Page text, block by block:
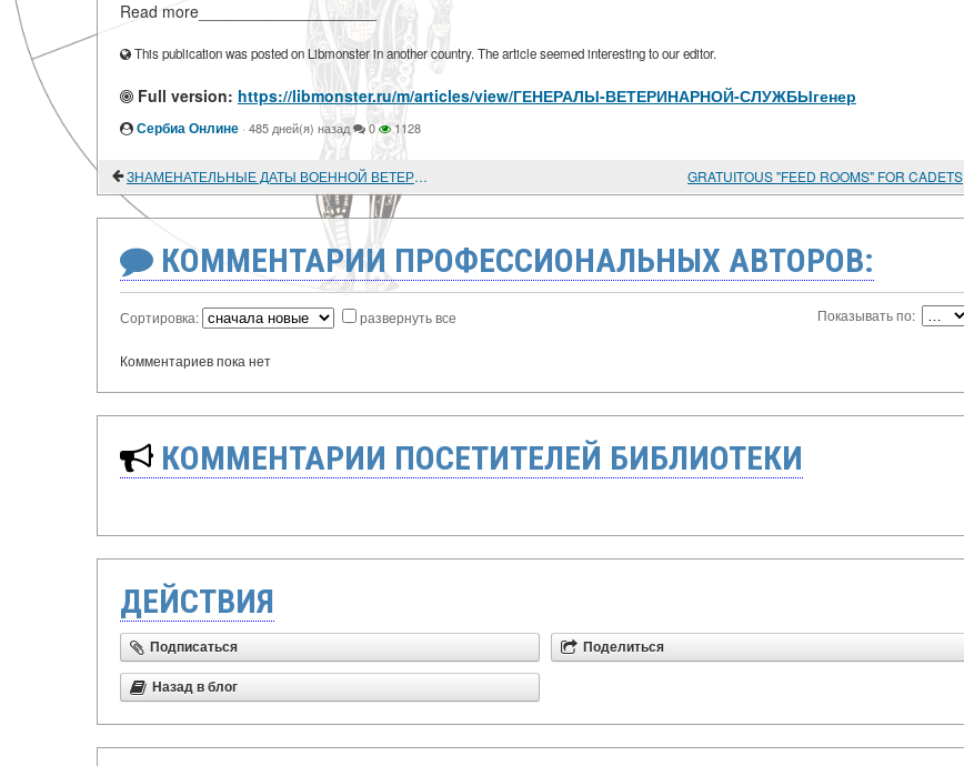
Read more____________________
This publication was posted on Libmonster in another country. The article seemed interesting to our editor.
Full version: https://libmonster.ru/m/articles/view/ГЕНЕРАЛЫ-ВЕТЕРИНАРНОЙ-СЛУЖБЫгенер
Сербиа Онлине · 485 дней(я) назад 0 1128
ЗНАМЕНАТЕЛЬНЫЕ ДАТЫ ВОЕННОЙ ВЕТЕРИНАРИИ РОССИИ В 2009 ГОДУ GRATUITOUS "FEED ROOMS" FOR CADETS
КОММЕНТАРИИ ПРОФЕССИОНАЛЬНЫХ АВТОРОВ:
Сортировка: развернуть все Показывать по:
Комментариев пока нет
КОММЕНТАРИИ ПОСЕТИТЕЛЕЙ БИБЛИОТЕКИ
ДЕЙСТВИЯ
Подписаться Поделиться
Назад в блог